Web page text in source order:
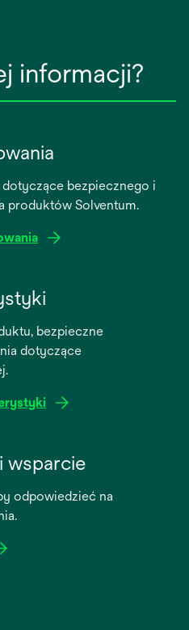
informacji?
bezpiecznego i
produktów Solventum.
bezpieczne
dotyczące
wsparcie
odpowiedzieć na